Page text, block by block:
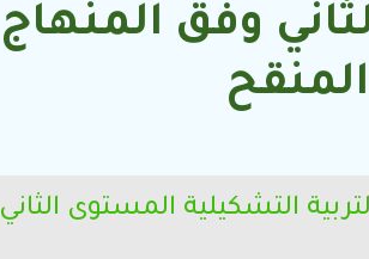
وفق المنهاج
المنقح
التشكيلية المستوى الثاني